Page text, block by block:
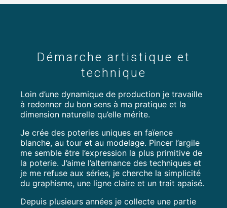
Démarche artistique et
technique
Loin d’une dynamique de production je travaille
à redonner du bon sens à ma pratique et la
dimension naturelle qu’elle mérite.
Je crée des poteries uniques en faïence
blanche, au tour et au modelage. Pincer l’argile
me semble être l’expression la plus primitive de
la poterie. J’aime l’alternance des techniques et
je me refuse aux séries, je cherche la simplicité
du graphisme, une ligne claire et un trait apaisé.
Depuis plusieurs années je collecte une partie